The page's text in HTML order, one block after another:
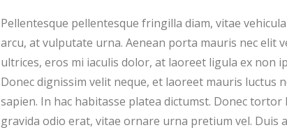
Pellentesque pellentesque fringilla diam, vitae
arcu, at vulputate urna. Aenean porta mauris nec elit
ultrices, eros mi iaculis dolor, at laoreet ligula ex non
Donec dignissim velit neque, et laoreet mauris luctus
sapien. In hac habitasse platea dictumst. Donec
gravida odio erat, vitae ornare urna pretium vel.